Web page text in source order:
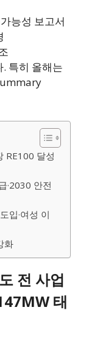
능성 보고서
특히 올해는
RE100 달성
·2030 안전
입·여성 이
화
전 사업
태